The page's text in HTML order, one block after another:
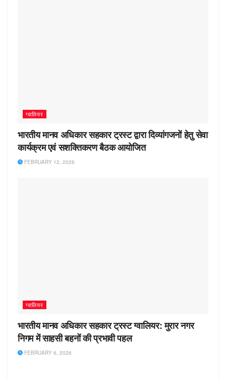
ग्वालियर
भारतीय मानव अधिकार सहकार ट्रस्ट द्वारा दिव्यांगजनों हेतु सेवा
कार्यक्रम एवं सशक्तिकरण बैठक आयोजित
FEBRUARY 12, 2026
ग्वालियर
भारतीय मानव अधिकार सहकार ट्रस्ट ग्वालियर: मुरार नगर
निगम में साहसी बहनों की प्रभावी पहल
FEBRUARY 6, 2026